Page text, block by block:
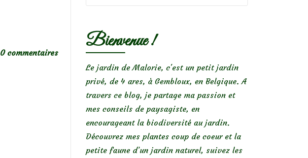
0 commentaires
Bienvenue !
Le jardin de Malorie, c'est un petit jardin
privé, de 4 ares, à Gembloux, en Belgique. A
travers ce blog, je partage ma passion et
mes conseils de paysagiste, en
encourageant la biodiversité au jardin.
Découvrez mes plantes coup de coeur et la
petite faune d’un jardin naturel, suivez les